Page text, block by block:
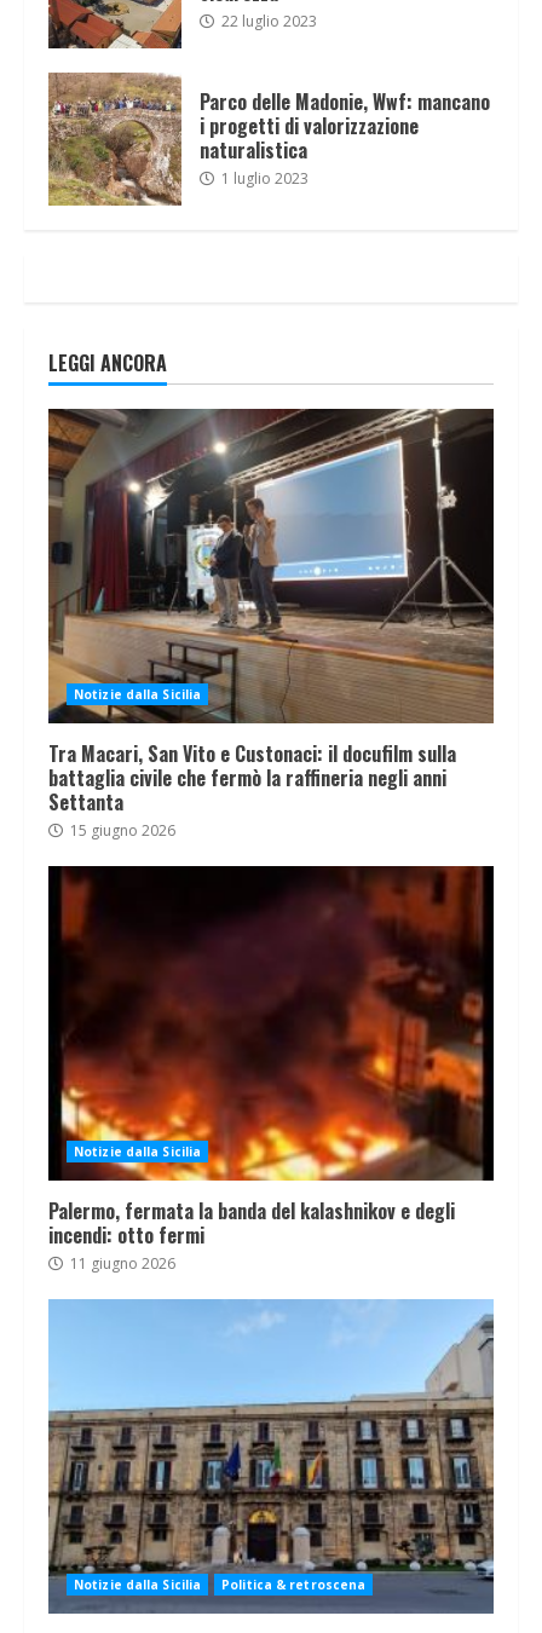
22 luglio 2023
Parco delle Madonie, Wwf: mancano
i progetti di valorizzazione
naturalistica
1 luglio 2023
LEGGI ANCORA
Notizie dalla Sicilia
Tra Macari, San Vito e Custonaci: il docufilm sulla
battaglia civile che fermò la raffineria negli anni
Settanta
15 giugno 2026
Notizie dalla Sicilia
Palermo, fermata la banda del kalashnikov e degli
incendi: otto fermi
11 giugno 2026
Notizie dalla Sicilia Politica & retroscena